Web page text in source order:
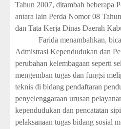
Tahun 2007, ditambah beberapa
antara lain Perda Nomor 08
dan Tata Kerja Dinas Daerah
Farida menambahkan,
Admistrasi Kependudukan dan
perubahan kelembagaan seperti
mengemban tugas dan fungsi
teknis di bidang pendaftaran
penyelenggaraan urusan
kependudukan dan pencatatan
pelaksanaan tugas bidang sosial